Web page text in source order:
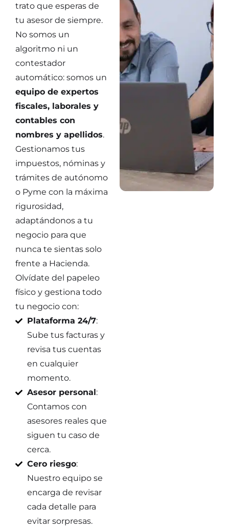
trato que esperas de
tu asesor de siempre.
No somos un
algoritmo ni un
contestador
automático: somos un
equipo de expertos
fiscales, laborales y
contables con
nombres y apellidos.
Gestionamos tus
impuestos, nóminas y
trámites de autónomo
o Pyme con la máxima
rigurosidad,
adaptándonos a tu
negocio para que
nunca te sientas solo
frente a Hacienda.
Olvídate del papeleo
físico y gestiona todo
tu negocio con:
Plataforma 24/7:
Sube tus facturas y
revisa tus cuentas
en cualquier
momento.
Asesor personal:
Contamos con
asesores reales que
siguen tu caso de
cerca.
Cero riesgo:
Nuestro equipo se
encarga de revisar
cada detalle para
evitar sorpresas.